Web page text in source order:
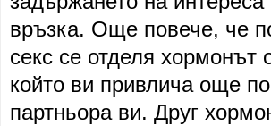
връзка. Още повече, че
секс се отделя хормонът
който ви привлича още
партньора ви. Друг